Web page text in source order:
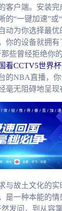
客户端。安装
的“一键加速”或
动为你选择最
你的设备就拥有
那些曾经拒绝
看CCTV5世界
的NBA直播，
毫无阻碍地呈现
与故土文化的
是一种本能的情
发问，到从容